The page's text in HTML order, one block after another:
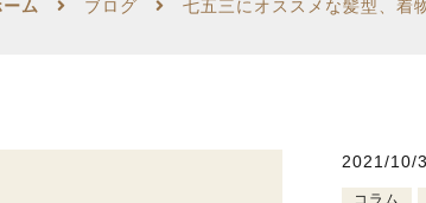
ム ブログ 七五三にオススメな髪型、着
2021/10/
コラム